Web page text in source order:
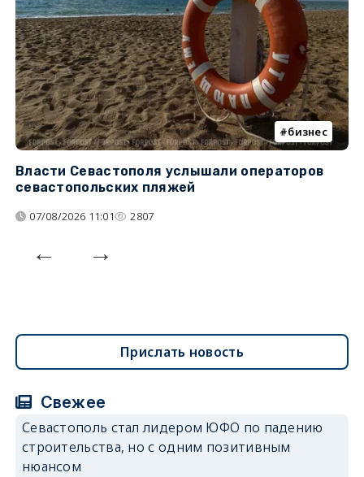
бизнес
Власти Севастополя услышали операторов
севастопольских пляжей
07/08/2026 11:01 2807
Прислать новость
Свежее
Севастополь стал лидером ЮФО по падению
строительства, но с одним позитивным
нюансом